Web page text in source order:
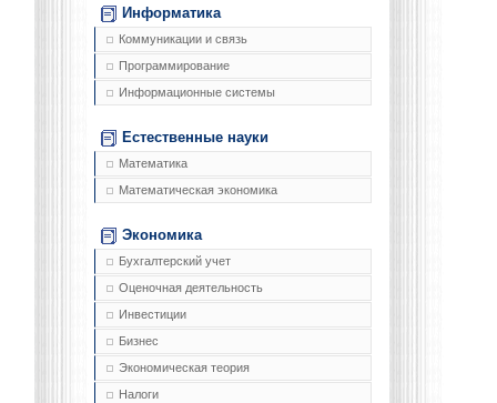
Информатика
Коммуникации и связь
Программирование
Информационные системы
Естественные науки
Математика
Математическая экономика
Экономика
Бухгалтерский учет
Оценочная деятельность
Инвестиции
Бизнес
Экономическая теория
Налоги